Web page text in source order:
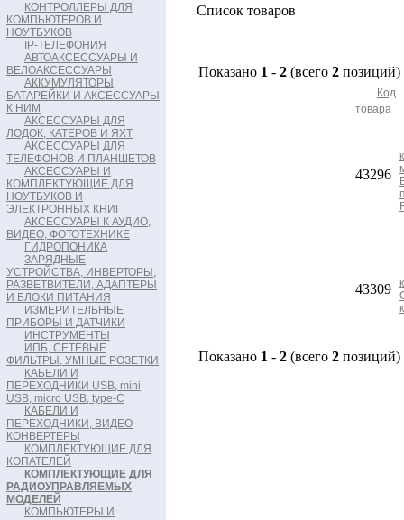
КОНТРОЛЛЕРЫ ДЛЯ
КОМПЬЮТЕРОВ И
НОУТБУКОВ
IP-ТЕЛЕФОНИЯ
АВТОАКСЕССУАРЫ И
ВЕЛОАКСЕССУАРЫ
АККУМУЛЯТОРЫ,
БАТАРЕЙКИ И АКСЕССУАРЫ
К НИМ
АКСЕССУАРЫ ДЛЯ
ЛОДОК, КАТЕРОВ И ЯХТ
АКСЕССУАРЫ ДЛЯ
ТЕЛЕФОНОВ И ПЛАНШЕТОВ
АКСЕССУАРЫ И
КОМПЛЕКТУЮЩИЕ ДЛЯ
НОУТБУКОВ И
ЭЛЕКТРОННЫХ КНИГ
АКСЕССУАРЫ К АУДИО,
ВИДЕО, ФОТОТЕХНИКЕ
ГИДРОПОНИКА
ЗАРЯДНЫЕ
УСТРОЙСТВА, ИНВЕРТОРЫ,
РАЗВЕТВИТЕЛИ, АДАПТЕРЫ
И БЛОКИ ПИТАНИЯ
ИЗМЕРИТЕЛЬНЫЕ
ПРИБОРЫ И ДАТЧИКИ
ИНСТРУМЕНТЫ
ИПБ, СЕТЕВЫЕ
ФИЛЬТРЫ, УМНЫЕ РОЗЕТКИ
КАБЕЛИ И
ПЕРЕХОДНИКИ USB, mini
USB, micro USB, type-C
КАБЕЛИ И
ПЕРЕХОДНИКИ, ВИДЕО
КОНВЕРТЕРЫ
КОМПЛЕКТУЮЩИЕ ДЛЯ
КОПАТЕЛЕЙ
КОМПЛЕКТУЮЩИЕ ДЛЯ
РАДИОУПРАВЛЯЕМЫХ
МОДЕЛЕЙ
КОМПЬЮТЕРЫ И
Список товаров
Показано 1 - 2 (всего 2 позиций)
Код
товара
43296
43309
Показано 1 - 2 (всего 2 позиций)